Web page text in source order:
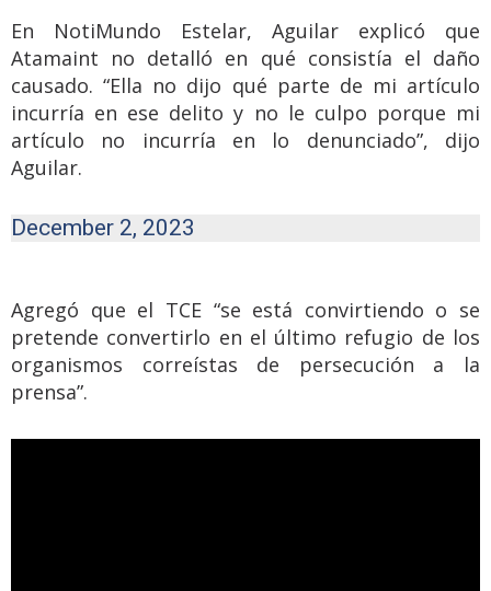
En NotiMundo Estelar, Aguilar explicó que
Atamaint no detalló en qué consistía el daño
causado. “Ella no dijo qué parte de mi artículo
incurría en ese delito y no le culpo porque mi
artículo no incurría en lo denunciado”, dijo
Aguilar.
December 2, 2023
Agregó que el TCE “se está convirtiendo o se
pretende convertirlo en el último refugio de los
organismos correístas de persecución a la
prensa”.